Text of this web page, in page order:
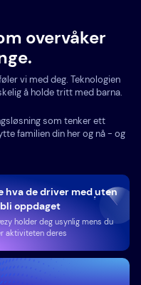
overvåker
vi med deg. Teknologien
å holde tritt med barna.
som tenker ett
familien din her og nå - og
hva de driver med uten
oppdaget
holder deg usynlig mens du
aktiviteten deres